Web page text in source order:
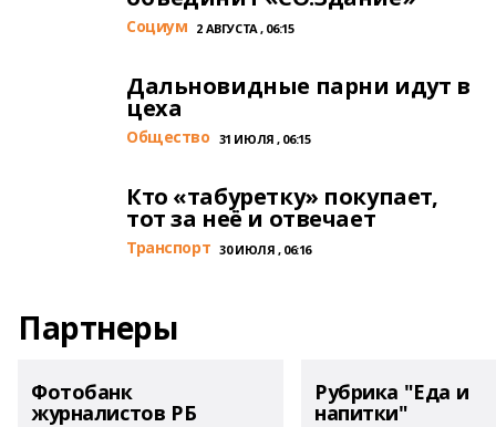
Cоциум 2 АВГУСТА , 06:15
Дальновидные парни идут в
цеха
Общество 31 ИЮЛЯ , 06:15
Кто «табуретку» покупает,
тот за неё и отвечает
Транспорт 30 ИЮЛЯ , 06:16
Партнеры
Фотобанк
журналистов РБ
Рубрика "Еда и
напитки"